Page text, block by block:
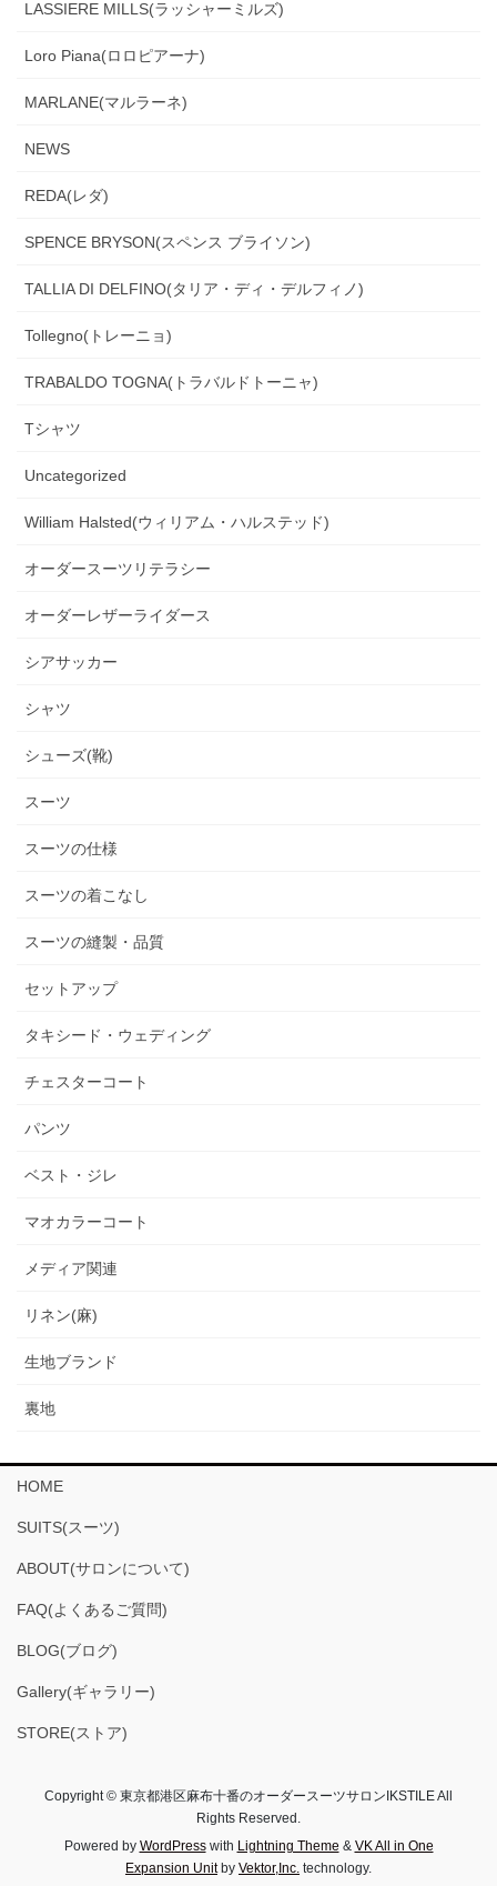
LASSIERE MILLS(ラッシャーミルズ)
Loro Piana(ロロピアーナ)
MARLANE(マルラーネ)
NEWS
REDA(レダ)
SPENCE BRYSON(スペンス ブライソン)
TALLIA DI DELFINO(タリア・ディ・デルフィノ)
Tollegno(トレーニョ)
TRABALDO TOGNA(トラバルドトーニャ)
Tシャツ
Uncategorized
William Halsted(ウィリアム・ハルステッド)
オーダースーツリテラシー
オーダーレザーライダース
シアサッカー
シャツ
シューズ(靴)
スーツ
スーツの仕様
スーツの着こなし
スーツの縫製・品質
セットアップ
タキシード・ウェディング
チェスターコート
パンツ
ベスト・ジレ
マオカラーコート
メディア関連
リネン(麻)
生地ブランド
裏地
HOME
SUITS(スーツ)
ABOUT(サロンについて)
FAQ(よくあるご質問)
BLOG(ブログ)
Gallery(ギャラリー)
STORE(ストア)
Copyright © 東京都港区麻布十番のオーダースーツサロンIKSTILE All
Rights Reserved.
Powered by WordPresswith Lightning Theme & VK All in One
Expansion Unitby Vektor,Inc. technology.